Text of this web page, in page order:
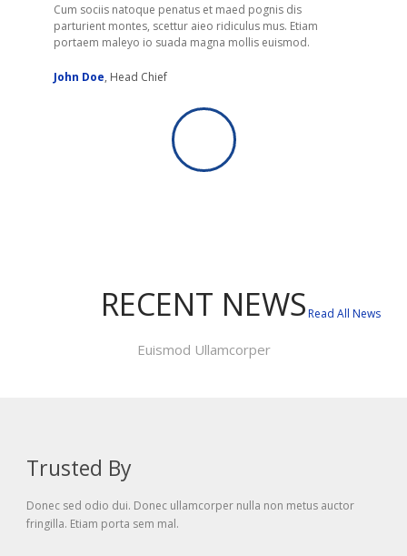
Cum sociis natoque penatus et maed pognis dis
parturient montes, scettur aieo ridiculus mus. Etiam
portaem maleyo io suada magna mollis euismod.
Jonathan Iver
RECENT NEWS
Euismod Ullamcorper
Read All News
Trusted By
Donec sed odio dui. Donec ullamcorper nulla non metus auctor
fringilla. Etiam porta sem mal.